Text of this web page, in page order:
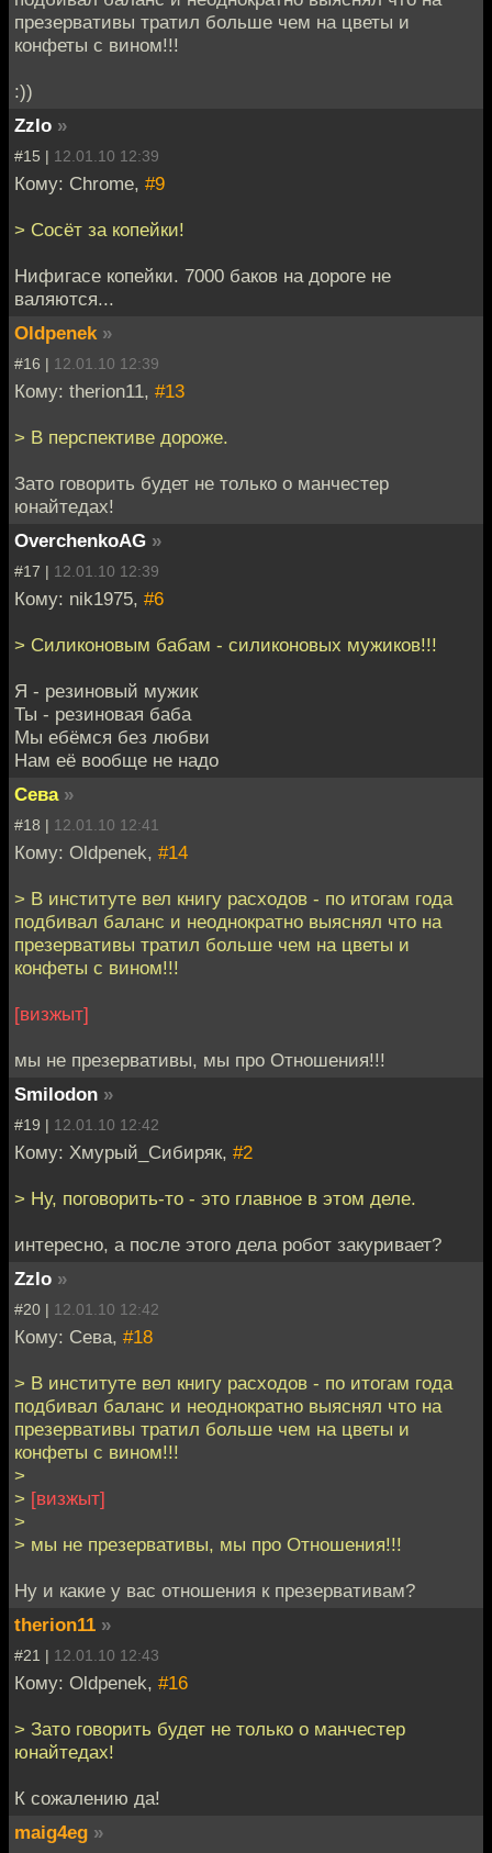
презервативы тратил больше чем на цветы и
конфеты с вином!!!
:))
Zzlo »
#15 | 12.01.10 12:39
Кому: Chrome, #9
> Сосёт за копейки!
Нифигасе копейки. 7000 баков на дороге не
валяются...
Oldpenek »
#16 | 12.01.10 12:39
Кому: therion11, #13
> В перспективе дороже.
Зато говорить будет не только о манчестер
юнайтедах!
OverchenkoAG »
#17 | 12.01.10 12:39
Кому: nik1975, #6
> Силиконовым бабам - силиконовых мужиков!!!
Я - резиновый мужик
Ты - резиновая баба
Мы ебёмся без любви
Нам её вообще не надо
Сева »
#18 | 12.01.10 12:41
Кому: Oldpenek, #14
> В институте вел книгу расходов - по итогам года
подбивал баланс и неоднократно выяснял что на
презервативы тратил больше чем на цветы и
конфеты с вином!!!
[визжыт]
мы не презервативы, мы про Отношения!!!
Smilodon »
#19 | 12.01.10 12:42
Кому: Хмурый_Сибиряк, #2
> Ну, поговорить-то - это главное в этом деле.
интересно, а после этого дела робот закуривает?
Zzlo »
#20 | 12.01.10 12:42
Кому: Сева, #18
> В институте вел книгу расходов - по итогам года
подбивал баланс и неоднократно выяснял что на
презервативы тратил больше чем на цветы и
конфеты с вином!!!
>
> [визжыт]
>
> мы не презервативы, мы про Отношения!!!
Ну и какие у вас отношения к презервативам?
therion11 »
#21 | 12.01.10 12:43
Кому: Oldpenek, #16
> Зато говорить будет не только о манчестер
юнайтедах!
К сожалению да!
maig4eg »